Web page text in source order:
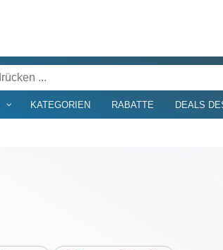
KATEGORIEN RABATTE DEALS